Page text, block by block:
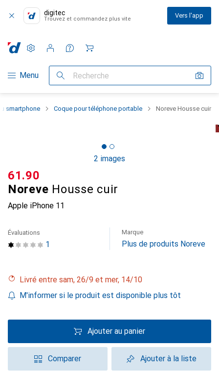
digitec
Trouvez et commandez plus vite Vers l'app
Navigation par catégorie
Menu Recherche
Paramètres
Compte client
Listes de comparaison
Listes d'envies
Panier
smartphone Coque pour téléphone portable Noreve Housse cuir
2 images
Noreve Housse cuir
Apple iPhone 11
CHF
61.90
1
Évaluations Marque
Plus de produits Noreve
Livré entre sam, 26/9 et mer, 14/10
M'informer si le produit est disponible plus tôt
Ajouter au panier
Comparer Ajouter à la liste